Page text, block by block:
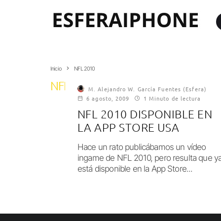
Inicio NFL 2010
NFL 2010M. Alejandro W. García Fuentes (Esfera)
6 agosto, 2009
1 Minuto de lectura
NFL 2010 DISPONIBLE EN
LA APP STORE USA
Hace un rato publicábamos un vídeo
ingame de NFL 2010, pero resulta que
está disponible en la App Store...